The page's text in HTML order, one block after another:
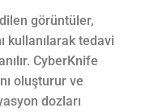
görüntüler,
kullanılarak tedavi
CyberKnife
oluşturur ve
dozları